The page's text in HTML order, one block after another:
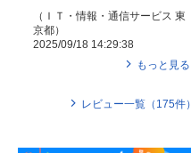
（ ＩＴ・情報・通信サービス 東
京都）
2025/09/18 14:29:38
もっと見る
レビュー一覧（ 175件）